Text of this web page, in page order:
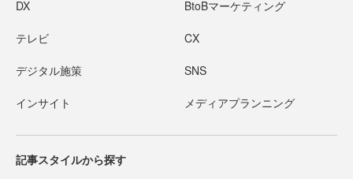
DX BtoBマーケティング
テレビ CX
デジタル施策 SNS
インサイト メディアプランニング
記事スタイルから探す